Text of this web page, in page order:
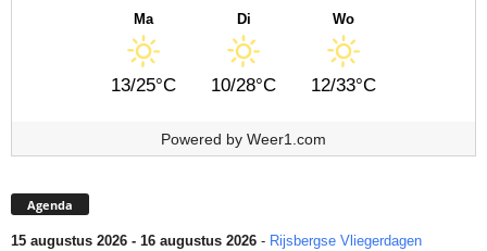
Ma
13/25°C
Di
10/28°C
Wo
12/33°C
Powered by Weer1.com
Agenda
15 augustus 2026 - 16 augustus 2026 - Rijsbergse Vliegerdagen